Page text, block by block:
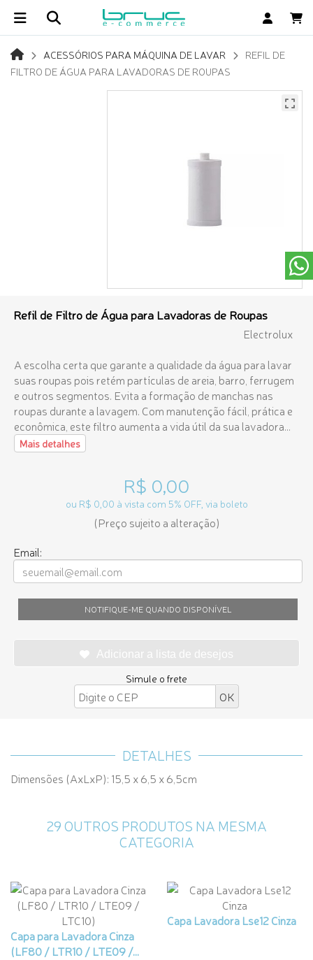
ACESSÓRIOS PARA MÁQUINA DE LAVAR
REFIL DE
FILTRO DE ÁGUA PARA LAVADORAS DE ROUPAS
Refil de Filtro de Água para Lavadoras de Roupas
Electrolux
A escolha certa que garante a qualidade da água para lavar
suas roupas pois retém partículas de areia, barro, ferrugem
e outros segmentos. Evita a formação de manchas nas
roupas durante a lavagem. Com manutenção fácil, prática e
econômica, este filtro aumenta a vida útil da sua lavadora...
Mais detalhes
R$ 0,00
ou R$ 0,00 à vista com 5% OFF, via boleto
(Preço sujeito a alteração)
Email:
NOTIFIQUE-ME QUANDO DISPONÍVEL
Simule o frete
DETALHES
Dimensões (AxLxP): 15,5 x 6,5 x 6,5cm
29 OUTROS PRODUTOS NA MESMA
CATEGORIA
Capa para Lavadora Cinza
(LF80 / LTR10 / LTE09 /...
Capa Lavadora Lse12 Cinza